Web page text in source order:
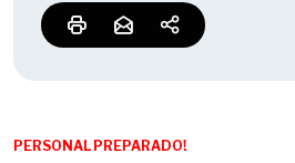
PERSONAL PREPARADO!